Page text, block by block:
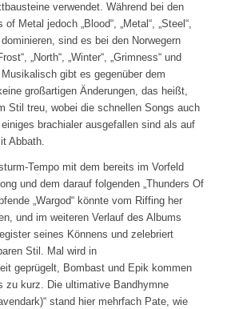
verwendet. Während bei den
Metal jedoch „Blood“, „Metal“, „Steel“,
sind es bei den Norwegern
„North“, „Winter“, „Grimness“ und
Musikalisch gibt es gegenüber dem
großartigen Änderungen, das heißt,
Stil treu, wobei die schnellen Songs auch
brachialer ausgefallen sind als auf
Abbath.
Tempo mit dem bereits im Vorfeld
und dem darauf folgenden „Thunders Of
„Wargod“ könnte vom Riffing her
und im weiteren Verlauf des Albums
seines Könnens und zelebriert
Stil. Mal wird in
geprügelt, Bombast und Epik kommen
zu kurz. Die ultimative Bandhymne
stand hier mehrfach Pate, wie